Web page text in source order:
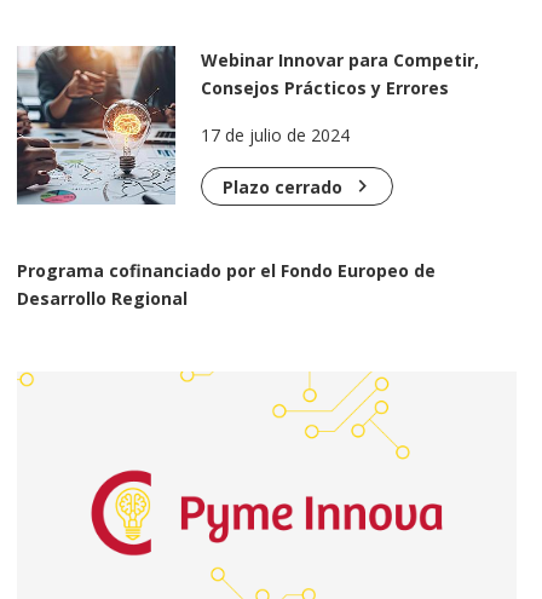
Webinar Innovar para Competir,
Consejos Prácticos y Errores
17 de julio de 2024
Plazo cerrado chevron_right
Programa cofinanciado por el Fondo Europeo de
Desarrollo Regional